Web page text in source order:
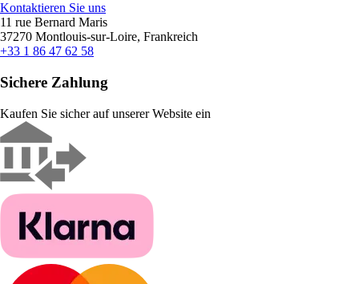
Kontaktieren Sie uns
11 rue Bernard Maris
37270 Montlouis-sur-Loire, Frankreich
+33 1 86 47 62 58
Sichere Zahlung
Kaufen Sie sicher auf unserer Website ein